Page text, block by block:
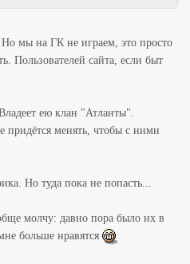
мы на ГК не играем, это просто
Пользователей сайта, если быт
ею клан "Атланты".
придётся менять, чтобы с ними
Но туда пока не попасть...
молчу: давно пора было их в
больше нравятся